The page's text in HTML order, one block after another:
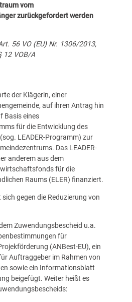
vom
zurückgefordert werden
56 VO (EU) Nr. 1306/2013,
12 VOB/A
der Klägerin, einer
auf ihren Antrag hin
Basis eines
für die Entwicklung des
LEADER-Programm) zur
Das LEADER-
anderem aus dem
für die
Raums (ELER) finanziert.
sich gegen die Reduzierung von
Zuwendungsbescheid u.a.
für
(ANBest-EU), ein
Auftraggeber im Rahmen von
sowie ein Informationsblatt
beigefügt. Weiter heißt es